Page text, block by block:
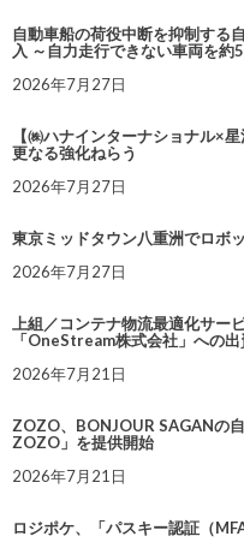
自動車船の荷役中断を抑制する
入 ～自力走行できない車両を約
2026年7月27日
【㈱ハナインターナショナル×
更なる強化ねらう
2026年7月27日
東京ミッドタウン八重洲でロボ
2026年7月27日
上組／コンテナ物流最適化サー
「OneStream株式会社」への
2026年7月21日
ZOZO、BONJOUR SAGANの
ZOZO」を提供開始
2026年7月21日
ロジポケ、「パスキー認証（